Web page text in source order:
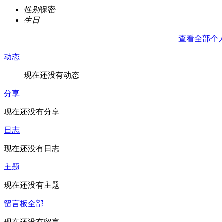
性别保密
生日
查看全部个
动态
现在还没有动态
分享
现在还没有分享
日志
现在还没有日志
主题
现在还没有主题
留言板全部